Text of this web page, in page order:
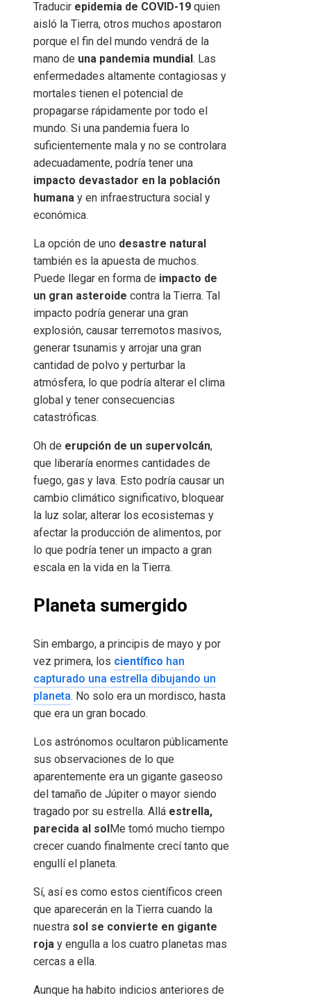
Traducir epidemia de COVID-19 quien
aisló la Tierra, otros muchos apostaron
porque el fin del mundo vendrá de la
mano de una pandemia mundial . Las
enfermedades altamente contagiosas y
mortales tienen el potencial de
propagarse rápidamente por todo el
mundo. Si una pandemia fuera lo
suficientemente mala y no se controlara
adecuadamente, podría tener una
impacto devastador en la población
humana y en infraestructura social y
económica.
La opción de uno desastre natural
también es la apuesta de muchos.
Puede llegar en forma de impacto de
un gran asteroide contra la Tierra. Tal
impacto podría generar una gran
explosión, causar terremotos masivos,
generar tsunamis y arrojar una gran
cantidad de polvo y perturbar la
atmósfera, lo que podría alterar el clima
global y tener consecuencias
catastróficas.
Oh de erupción de un supervolcán,
que liberaría enormes cantidades de
fuego, gas y lava. Esto podría causar un
cambio climático significativo, bloquear
la luz solar, alterar los ecosistemas y
afectar la producción de alimentos, por
lo que podría tener un impacto a gran
escala en la vida en la Tierra.
Planeta sumergido
Sin embargo, a principis de mayo y por
vez primera, los científico han
capturado una estrella dibujando un
planeta. No solo era un mordisco, hasta
que era un gran bocado.
Los astrónomos ocultaron públicamente
sus observaciones de lo que
aparentemente era un gigante gaseoso
del tamaño de Júpiter o mayor siendo
tragado por su estrella. Allá estrella,
parecida al sol Me tomó mucho tiempo
crecer cuando finalmente crecí tanto que
engullí el planeta.
Sí, así es como estos científicos creen
que aparecerán en la Tierra cuando la
nuestra sol se convierte en gigante
roja y engulla a los cuatro planetas mas
cercas a ella.
Aunque ha habito indicios anteriores de